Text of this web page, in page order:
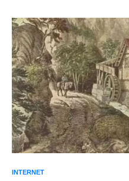
INTERNET